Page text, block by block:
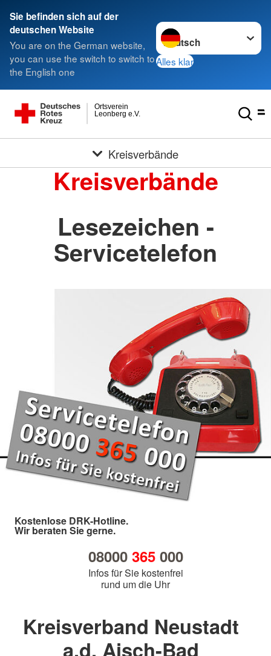
Sie befinden sich auf der
deutschen Website
You are on the German website,
you can use the switch to switch to
the English one
Sprache wechseln zu
Alles klar
Leonberg e.V.
Ortsverein
Kreisverbände
Kreisverbände
Lesezeichen -
Servicetelefon
Kostenlose DRK-Hotline.
Wir beraten Sie gerne.
08000 365000
Infos für Sie kostenfrei
rund um die Uhr
Kreisverband Neustadt
a.d. Aisch-Bad